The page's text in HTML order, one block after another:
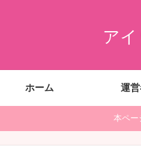
ア
ホーム 運
本ペー